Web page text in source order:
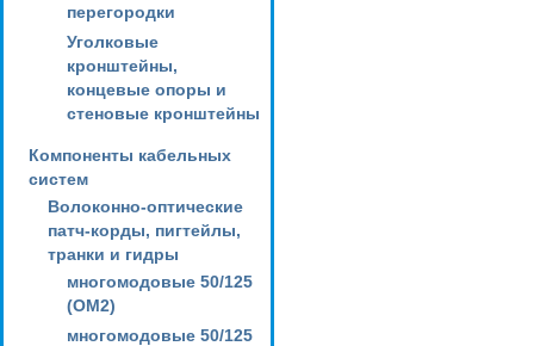
перегородки
Уголковые
кронштейны,
концевые опоры и
стеновые кронштейны
Компоненты кабельных
систем
Волоконно-оптические
патч-корды, пигтейлы,
транки и гидры
многомодовые 50/125
(OM2)
многомодовые 50/125